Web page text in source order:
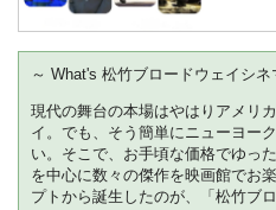
この度
グ・ゴ
タニッ
に、全
で、全
典プレ
ひろま
ニュー
～ What's 松竹ブロードウェイシネ
現代の舞台の本場はやはりアメリ
イ。でも、そう簡単にニューヨー
い。そこで、お手頃な価格でゆっ
を中心に数々の傑作を映画館でお
プトから誕生したのが、「松竹ブ